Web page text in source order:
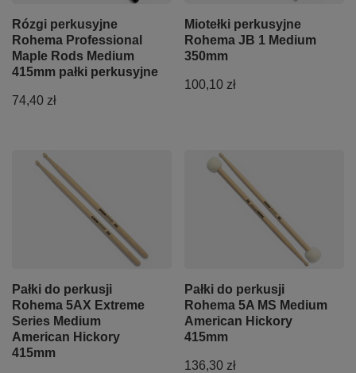
Rózgi perkusyjne
Rohema Professional
Maple Rods Medium
415mm pałki perkusyjne
74,40 zł
Miotełki perkusyjne
Rohema JB 1 Medium
350mm
100,10 zł
Pałki do perkusji
Rohema 5AX Extreme
Series Medium
American Hickory
415mm
Pałki do perkusji
Rohema 5A MS Medium
American Hickory
415mm
136,30 zł